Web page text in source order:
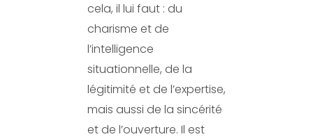
cela, il lui faut : du
charisme et de
l’intelligence
situationnelle, de la
légitimité et de l’expertise,
mais aussi de la sincérité
et de l’ouverture. Il est